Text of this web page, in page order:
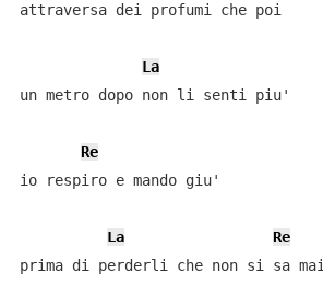
attraversa dei profumi che poi
La
un metro dopo non li senti piu'
Re
io respiro e mando giu'
La
Re
prima di perderli che non si sa mai